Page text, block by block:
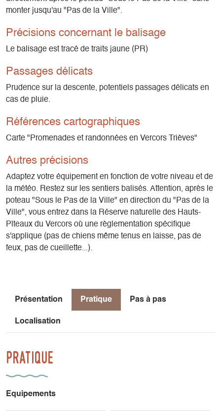
monter jusqu'au "Pas de la Ville".
Précisions concernant le balisage
Le balisage est tracé de traits jaune (PR)
Passages délicats
Prudence sur la descente, potentiels passages délicats en
cas de pluie.
Références cartographiques
Carte "Promenades et randonnées en Vercors Trièves"
Autres précisions
Adaptez votre équipement en fonction de votre niveau et de
la météo. Restez sur les sentiers balisés. Attention, après le
poteau "Sous le Pas de la Ville" en direction du "Pas de la
Ville", vous entrez dans la Réserve naturelle des Hauts-
Plteaux du Vercors où une règlementation spécifique
s'applique (pas de chiens même tenus en laisse, pas de
feux, pas de cueillette...).
Présentation Pratique Pas à pas
Localisation
Pratique
Equipements